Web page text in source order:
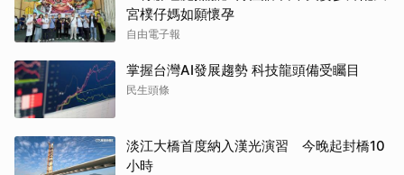
宮樸仔媽如願懷孕
自由電子報
掌握台灣AI發展趨勢 科技龍頭備受矚目
民生頭條
淡江大橋首度納入漢光演習 今晚起封橋10
小時